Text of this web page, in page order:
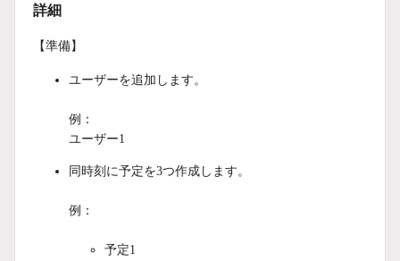
詳細
【準備】
ユーザーを追加します。
例：
ユーザー1
同時刻に予定を3つ作成します。
例：
予定1